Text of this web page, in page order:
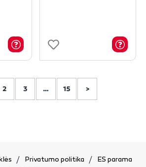
2 3 … 15 >
Privatumo politika
ES parama